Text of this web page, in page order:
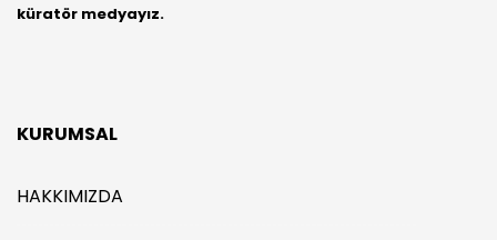
küratör medyayız.
KURUMSAL
HAKKIMIZDA